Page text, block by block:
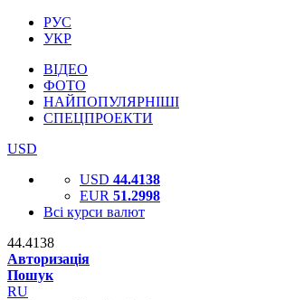
РУС
УКР
ВІДЕО
ФОТО
НАЙПОПУЛЯРНІШІ
СПЕЦПРОЕКТИ
USD
USD 44.4138
EUR 51.2998
Всі курси валют
44.4138
Авторизація
Пошук
RU